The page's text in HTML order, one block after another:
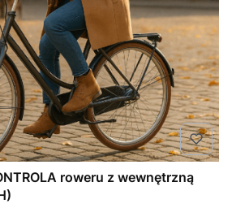
roweru z wewnętrzną